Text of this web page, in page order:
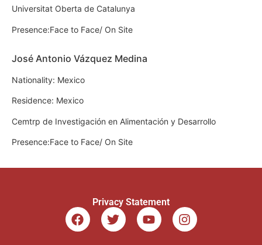
Universitat Oberta de Catalunya
Presence:Face to Face/ On Site
José Antonio Vázquez Medina
Nationality: Mexico
Residence: Mexico
Cemtrp de Investigación en Alimentación y Desarrollo
Presence:Face to Face/ On Site
Privacy Statement